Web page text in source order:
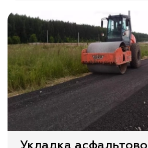
Укладка